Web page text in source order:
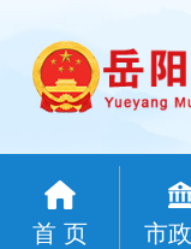
首 页 市